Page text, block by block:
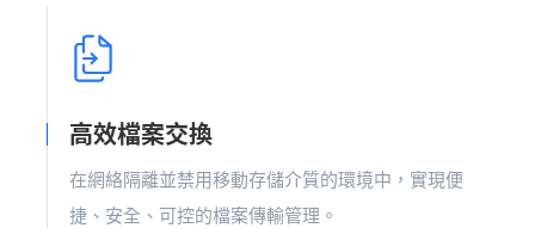
高效檔案交換
在網絡隔離並禁用移動存儲介質的環境中，實現便
捷、安全、可控的檔案傳輸管理。